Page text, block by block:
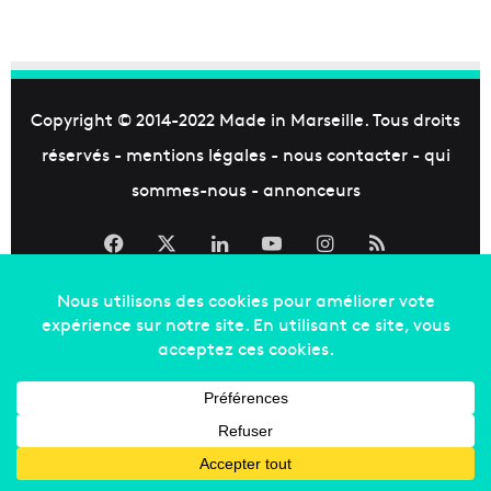
Copyright © 2014-2022 Made in Marseille. Tous droits
réservés - mentions légales- nous contacter- qui
sommes-nous- annonceurs
Facebook LinkedinYouTubeInstagram